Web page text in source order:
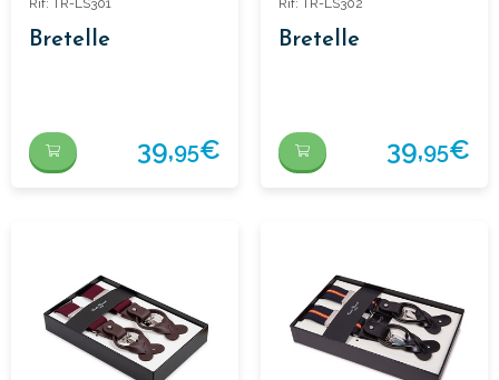
Rif: TR-LS301
Bretelle
39,95€
Rif: TR-LS302
Bretelle
39,95€